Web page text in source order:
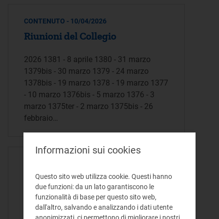
CONTENUTO - 10/04/2026
Riunioni del Collegio
2026 1381 - 8 aprile 1380 - 31 marzo
1379bis - 30 marzo 1379 - 24 marzo
1378bis - 19 marzo 1378 - 19 marzo 1377
- 10 marzo 1376bis - 5 marzo 1376 - 3
marzo 1375ter - 2 marzo 1375bis - 26
febbraio…
1381.pdf
ESITO 1381a RIUNIONE D’AUTORITÀ Il
giorno 8 aprile 2026 si è riunito, ai sensi
Informazioni sui cookies
Questo sito web utilizza cookie. Questi hanno
due funzioni: da un lato garantiscono le
funzionalità di base per questo sito web,
dall'altro, salvando e analizzando i dati utente